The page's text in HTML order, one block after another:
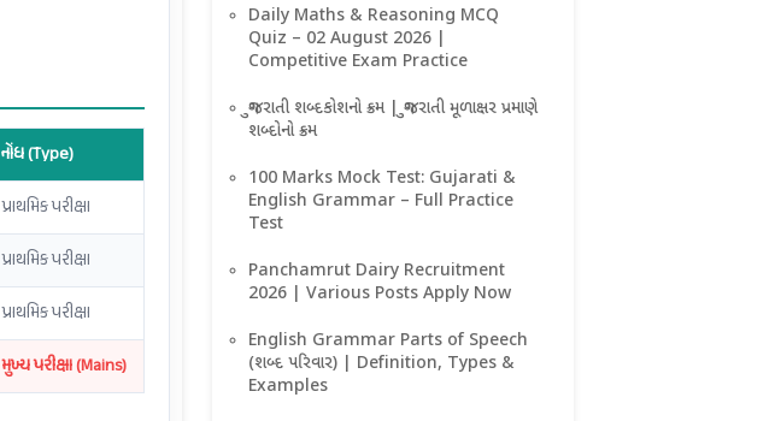
નોંધ (Type)
પ્રાથમિક પરીક્ષા
પ્રાથમિક પરીક્ષા
પ્રાથમિક પરીક્ષા
મુખ્ય પરીક્ષા (Mains)
Daily Maths & Reasoning MCQ
Quiz – 02 August 2026 |
Competitive Exam Practice
ગુજરાતી શબ્દકોશનો ક્રમ | ગુજરાતી મૂળાક્ષર પ્રમાણે
શબ્દોનો ક્રમ
100 Marks Mock Test: Gujarati &
English Grammar – Full Practice
Test
Panchamrut Dairy Recruitment
2026 | Various Posts Apply Now
English Grammar Parts of Speech
(શબ્દ પરિવાર) | Definition, Types &
Examples